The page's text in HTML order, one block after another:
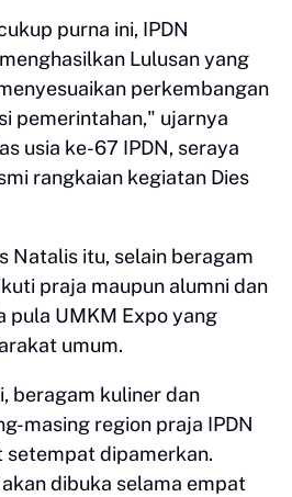
purna ini, IPDN
Lulusan yang
perkembangan
pemerintahan," ujarnya
usia ke-67 IPDN, seraya
rangkaian kegiatan Dies
Natalis itu, selain beragam
praja maupun alumni dan
pula UMKM Expo yang
umum.
beragam kuliner dan
masing region praja IPDN
setempat dipamerkan.
dibuka selama empat